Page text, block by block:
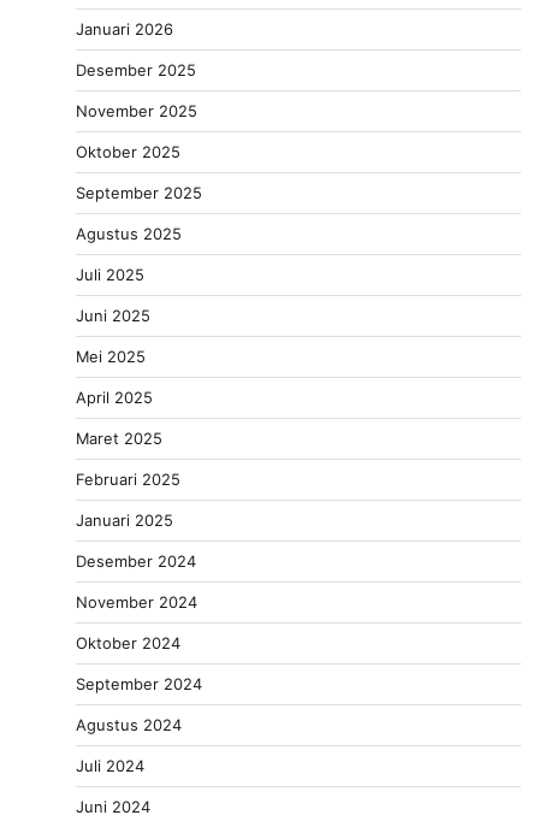
Januari 2026
Desember 2025
November 2025
Oktober 2025
September 2025
Agustus 2025
Juli 2025
Juni 2025
Mei 2025
April 2025
Maret 2025
Februari 2025
Januari 2025
Desember 2024
November 2024
Oktober 2024
September 2024
Agustus 2024
Juli 2024
Juni 2024